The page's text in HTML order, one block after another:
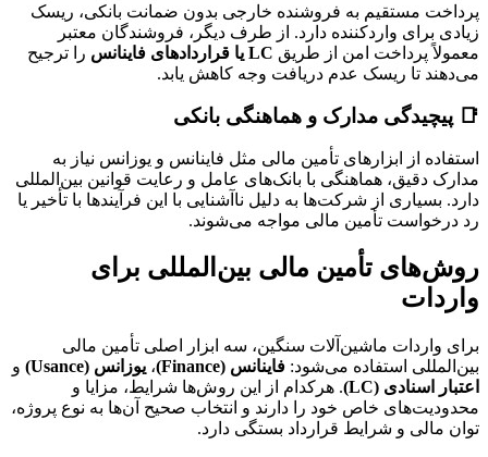
پرداخت مستقیم به فروشنده خارجی بدون ضمانت بانکی، ریسک
زیادی برای واردکننده دارد. از طرف دیگر، فروشندگان معتبر
معمولاً پرداخت امن از طریق LC یا قراردادهای فاینانس
را ترجیح
می‌دهند تا ریسک عدم دریافت وجه کاهش یابد.
📑 پیچیدگی مدارک و هماهنگی بانکی
استفاده از ابزارهای تأمین مالی مثل فاینانس و یوزانس نیاز به
مدارک دقیق، هماهنگی با بانک‌های عامل و رعایت قوانین بین‌المللی
دارد. بسیاری از شرکت‌ها به دلیل ناآشنایی با این فرآیندها با تأخیر یا
رد درخواست تأمین مالی مواجه می‌شوند.
روش‌های تأمین مالی بین‌المللی برای
واردات
برای واردات ماشین‌آلات سنگین، سه ابزار اصلی تأمین مالی
بین‌المللی استفاده می‌شود: فاینانس (Finance) ، یوزانس (Usance)
و
اعتبار اسنادی (LC)
. هرکدام از این روش‌ها شرایط، مزایا و
محدودیت‌های خاص خود را دارند و انتخاب صحیح آن‌ها به نوع پروژه،
توان مالی و شرایط قرارداد بستگی دارد.